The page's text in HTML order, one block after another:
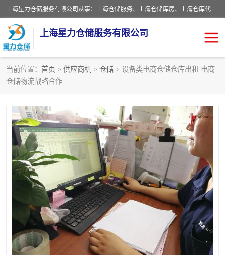
上海星力仓储服务有限公司从事：上海仓储服务、上海仓储库房、上海仓库代运营、上海仓库对外出租、上海仓库外包、上海三方仓储、上海电商仓储代发、上海电商代发货仓库、上海托管仓库、上海仓储配送。上海星力仓储服务有限公司现在拥有100个分仓、10万余平方的标准库房，精炼员工几百名，与几千家客户合作，公司已跻身上海仓储行业前列。欢迎来电咨询！
上海星力仓储服务有限公司
当前位置： 首页 > 供应商机 > 仓储 > 设备类电商仓储仓库出租 电商
仓储物流战略合作
上海仓库对外出租
上海仓储配送 上海仓库外包
上海仓库代运营 上海托管仓库
上海第三方仓储 上海仓储服务
仓储 上海电商代发货仓库
上海托管仓库